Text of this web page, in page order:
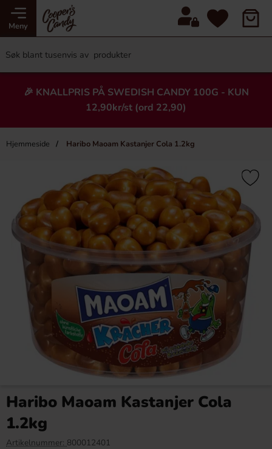
Meny
🎉 KNALLPRIS PÅ SWEDISH CANDY 100G - KUN
12,90kr/st (ord 22,90)
Hjemmeside Haribo Maoam Kastanjer Cola 1.2kg
Heading
×
Köp
Pellets 20g
Haribo Maoam Kastanjer Cola
1.2kg
Artikelnummer: 800012401